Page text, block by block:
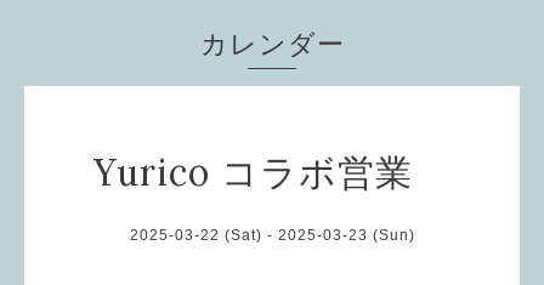
カレンダー
Yurico コラボ営業
2025-03-22 (Sat) - 2025-03-23 (Sun)